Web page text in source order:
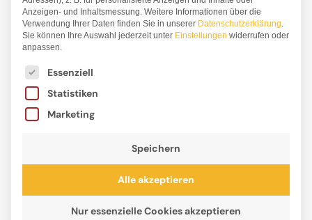
Anzeigen- und Inhaltsmessung. Weitere Informationen über die
Verwendung Ihrer Daten finden Sie in unserer Datenschutzerklärung.
Sie können Ihre Auswahl jederzeit unter Einstellungen widerrufen oder
anpassen.
Es folgt eine Liste der Service-Gruppen, für die
Essenziell
Statistiken
Marketing
Speichern
Alle akzeptieren
Nur essenzielle Cookies akzeptieren